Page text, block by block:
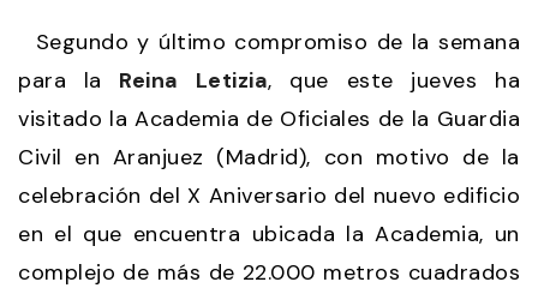
Segundo y último compromiso de la semana
para la Reina Letizia, que este jueves ha
visitado la Academia de Oficiales de la Guardia
Civil en Aranjuez (Madrid), con motivo de la
celebración del X Aniversario del nuevo edificio
en el que encuentra ubicada la Academia, un
complejo de más de 22.000 metros cuadrados